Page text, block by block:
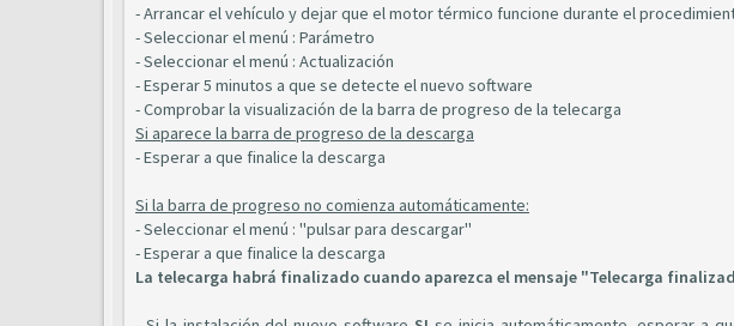
- Arrancar el vehículo y dejar que el motor térmico funcione durante el
- Seleccionar el menú : Parámetro
- Seleccionar el menú : Actualización
- Esperar 5 minutos a que se detecte el nuevo software
- Comprobar la visualización de la barra de progreso de la telecarga
Si aparece la barra de progreso de la descarga
- Esperar a que finalice la descarga
Si la barra de progreso no comienza automáticamente:
- Seleccionar el menú : "pulsar para descargar"
- Esperar a que finalice la descarga
La telecarga habrá finalizado cuando aparezca el mensaje "Telecarga